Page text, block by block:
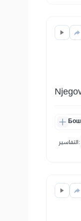
التفاسير: